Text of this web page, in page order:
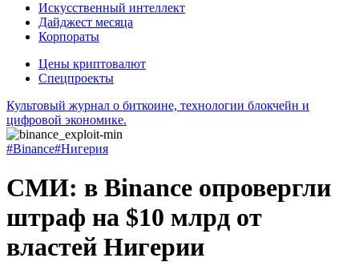
Искусственный интеллект
Дайджест месяца
Корпораты
Цены криптовалют
Спецпроекты
Культовый журнал о биткоине, технологии блокчейн и
цифровой экономике.
#Binance#Нигерия
СМИ: в Binance опровергли
штраф на $10 млрд от
властей Нигерии